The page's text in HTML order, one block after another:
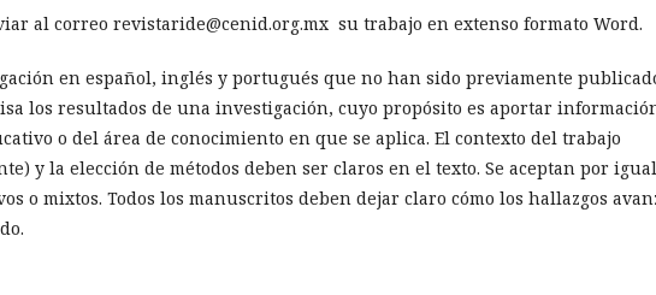
al correo revistaride@cenid.org.mx su trabajo en extenso formato Word.
en español, inglés y portugués que no han sido previamente
los resultados de una investigación, cuyo propósito es aportar
o del área de conocimiento en que se aplica. El contexto del trabajo
y la elección de métodos deben ser claros en el texto. Se aceptan por igual
o mixtos. Todos los manuscritos deben dejar claro cómo los hallazgos